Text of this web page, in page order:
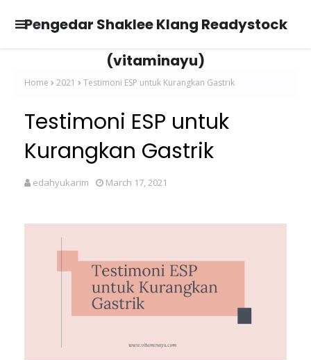
Pengedar Shaklee Klang Readystock
(vitaminayu)
Home 2021 Testimoni ESP untuk Kurangkan Gastrik
Testimoni ESP untuk
Kurangkan Gastrik
edahyukarim March 17, 2021